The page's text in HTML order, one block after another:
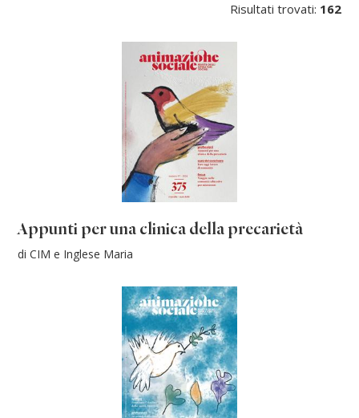
Risultati trovati: 162
Appunti per una clinica della precarietà
di CIM e Inglese Maria